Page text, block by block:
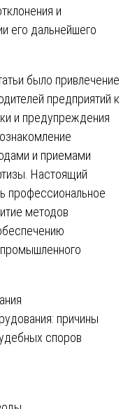
и
его дальнейшего
было привлечение
предприятий к
и предупреждения
и приемами
Настоящий
профессиональное
методов
причины
споров